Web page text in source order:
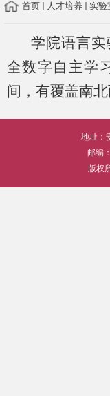
首页 人才培养 实验
学院语言实
全数字自主学
间，有覆盖南
地址：
邮编
版权